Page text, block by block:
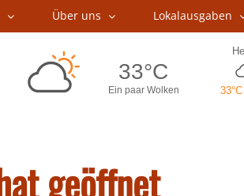
Über uns Lokalausgaben
geöffnet